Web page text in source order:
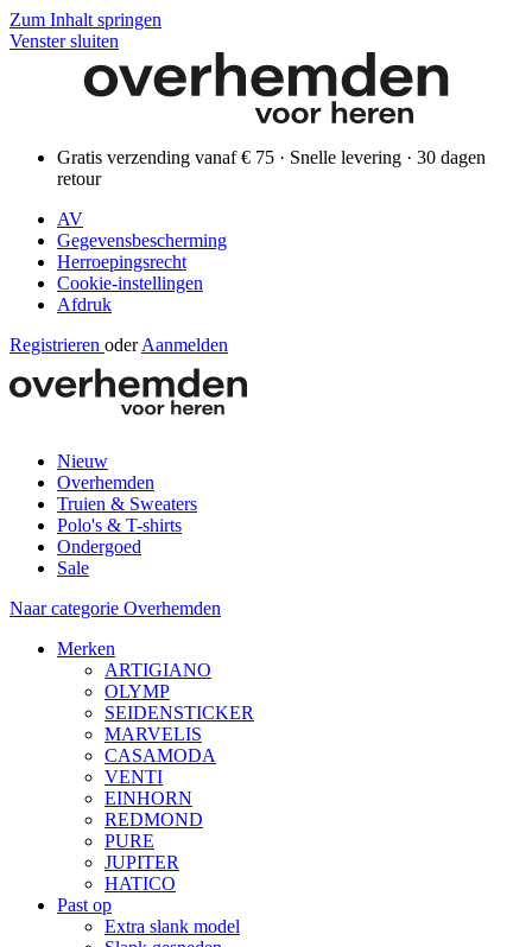
Zum Inhalt springen
Venster sluiten
Gratis verzending vanaf € 75 · Snelle levering · 30 dagen
retour
AV
Gegevensbescherming
Herroepingsrecht
Cookie-instellingen
Afdruk
Registrieren oder Aanmelden
Nieuw
Overhemden
Truien & Sweaters
Polo's & T-shirts
Ondergoed
Sale
Naar categorie Overhemden
Merken
ARTIGIANO
OLYMP
SEIDENSTICKER
MARVELIS
CASAMODA
VENTI
EINHORN
REDMOND
PURE
JUPITER
HATICO
Past op
Extra slank model